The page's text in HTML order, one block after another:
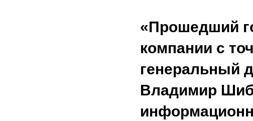
«Прошедший
компании с
генеральный
Владимир